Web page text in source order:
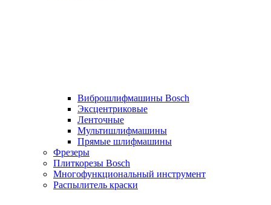
Виброшлифмашины Bosch
Эксцентриковые
Ленточные
Мультишлифмашины
Прямые шлифмашины
Фрезеры
Плиткорезы Bosch
Многофункциональный инструмент
Распылитель краски